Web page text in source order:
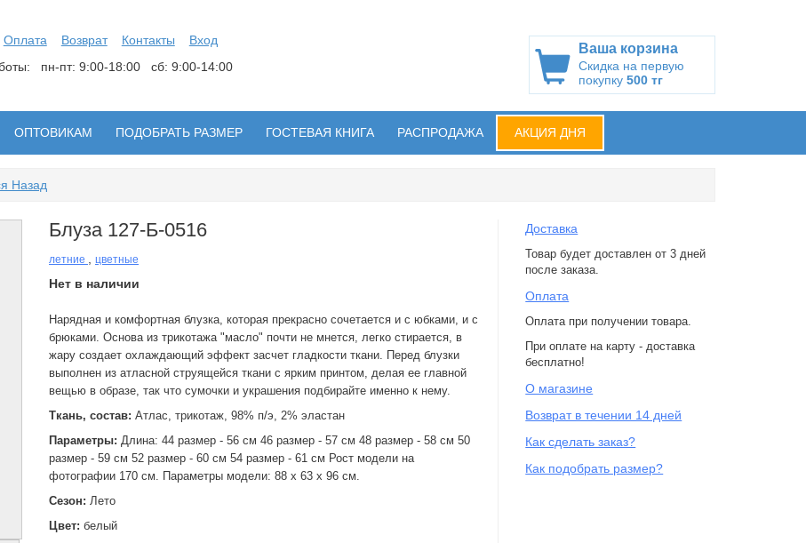
Оплата Возврат Контакты
Вход
пн-пт: 9:00-18:00 сб: 9:00-14:00
Ваша корзина
Скидка на первую
покупку 500 тг
ОПТОВИКАМ ПОДОБРАТЬ РАЗМЕР ГОСТЕВАЯ КНИГА РАСПРОДАЖА АКЦИЯ ДНЯ
Назад
Блуза 127-Б-0516
летние цветные
Нет в наличии
Нарядная и комфортная блузка, которая прекрасно сочетается и с юбками, и с
брюками. Основа из трикотажа "масло" почти не мнется, легко стирается, в
жару создает охлаждающий эффект засчет гладкости ткани. Перед блузки
выполнен из атласной струящейся ткани с ярким принтом, делая ее главной
вещью в образе, так что сумочки и украшения подбирайте именно к нему.
Ткань, состав: Атлас, трикотаж, 98% п/э, 2% эластан
Параметры: Длина: 44 размер - 56 см 46 размер - 57 см 48 размер - 58 см 50
размер - 59 см 52 размер - 60 см 54 размер - 61 см Рост модели на
фотографии 170 см. Параметры модели: 88 х 63 х 96 см.
Сезон: Лето
Цвет: белый
Доставка
Товар будет доставлен от 3 дней
после заказа.
Оплата
Оплата при получении товара.
При оплате на карту - доставка
бесплатно!
О магазине
Возврат в течении 14 дней
Как сделать заказ?
Как подобрать размер?